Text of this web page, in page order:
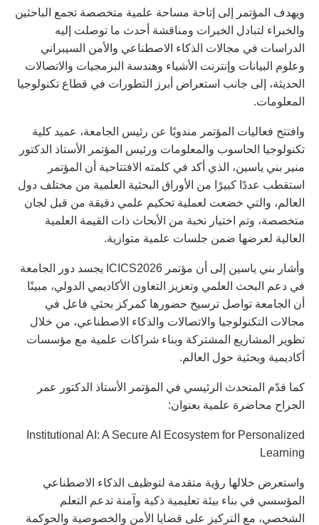
ويهدف المؤتمر إلى إتاحة مساحة علمية متخصصة تجمع الباحثين
والخبراء لتبادل الخبرات ومناقشة أحدث ما توصلت إليه
الدراسات في مجالات الذكاء الاصطناعي والأمن السيبراني
وعلوم البيانات وإنترنت الأشياء وهندسة البرمجيات والاتصالات
الحديثة، إلى جانب استعراض أبرز التطورات في قطاع تكنولوجيا
المعلومات.
وافتتح فعاليات المؤتمر مندوبًا عن رئيس الجامعة، عميد كلية
تكنولوجيا الحاسوب والمعلومات ورئيس المؤتمر الأستاذ الدكتور
منير بني ياسين، الذي أكد في كلمته الافتتاحية أن المؤتمر
استقطب عددًا كبيرًا من الأوراق البحثية العلمية من مختلف دول
العالم، والتي خضعت لعملية تحكيم علمي دقيقة من قبل لجان
متخصصة، وتم اختيار نخبة من الأبحاث ذات القيمة العلمية
العالية لعرضها ضمن جلسات علمية متوازية.
وأشار بني ياسين إلى أن مؤتمر ICICS2026 يجسد دور الجامعة
في دعم البحث العلمي وتعزيز التعاون الأكاديمي الدولي، مبينًا
أن الجامعة تواصل ترسيخ حضورها كمركز بحثي فاعل في
مجالات التكنولوجيا والاتصالات والذكاء الاصطناعي، من خلال
تطوير المشاريع المشتركة وبناء شراكات علمية مع مؤسسات
أكاديمية وبحثية حول العالم.
كما قدّم المتحدث الرئيسي في المؤتمر الأستاذ الدكتور عمر
الجراح محاضرة علمية بعنوان:
Institutional AI: A Secure AI Ecosystem for Personalized
Learning
واستعرض خلالها رؤية متقدمة لتوظيف الذكاء الاصطناعي
المؤسسي في بناء بيئة تعليمية ذكية وآمنة تدعم التعلم
الشخصي، مع التركيز على قضايا الأمن والخصوصية والحوكمة